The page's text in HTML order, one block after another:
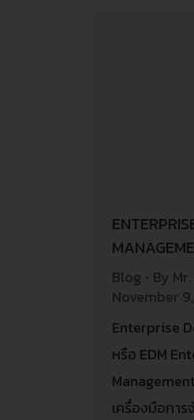
Blog By
November
Enterprise
หรือ EDM
เครื่องมือการ